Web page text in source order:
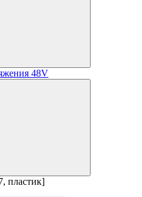
48V
пластик]